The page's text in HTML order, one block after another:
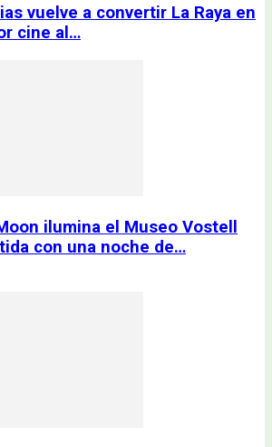
vuelve a convertir La Raya en
cine al…
ilumina el Museo Vostell
con una noche de…